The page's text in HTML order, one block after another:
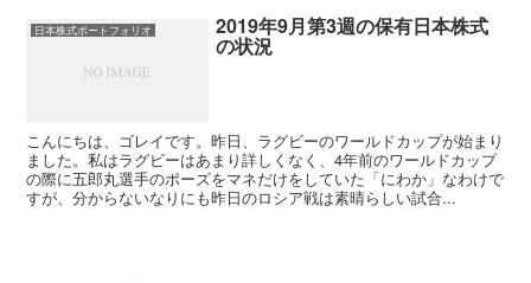
日本株式ポートフォリオ 2019年9月第3週の保有日本株式
の状況
こんにちは、ゴレイです。昨日、ラグビーのワールドカップが始まり
ました。私はラグビーはあまり詳しくなく、4年前のワールドカップ
の際に五郎丸選手のポーズをマネだけをしていた「にわか」なわけで
すが、分からないなりにも昨日のロシア戦は素晴らしい試合...